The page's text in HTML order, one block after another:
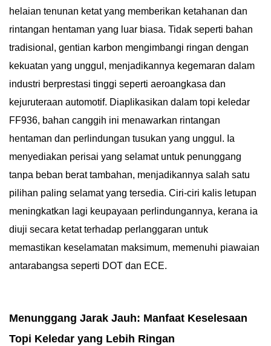
helaian tenunan ketat yang memberikan ketahanan dan
rintangan hentaman yang luar biasa. Tidak seperti bahan
tradisional, gentian karbon mengimbangi ringan dengan
kekuatan yang unggul, menjadikannya kegemaran dalam
industri berprestasi tinggi seperti aeroangkasa dan
kejuruteraan automotif. Diaplikasikan dalam topi keledar
FF936, bahan canggih ini menawarkan rintangan
hentaman dan perlindungan tusukan yang unggul. Ia
menyediakan perisai yang selamat untuk penunggang
tanpa beban berat tambahan, menjadikannya salah satu
pilihan paling selamat yang tersedia. Ciri-ciri kalis letupan
meningkatkan lagi keupayaan perlindungannya, kerana ia
diuji secara ketat terhadap perlanggaran untuk
memastikan keselamatan maksimum, memenuhi piawaian
antarabangsa seperti DOT dan ECE.
Menunggang Jarak Jauh: Manfaat Keselesaan
Topi Keledar yang Lebih Ringan